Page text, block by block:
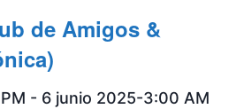
de Amigos &
- 6 junio 2025-3:00 AM